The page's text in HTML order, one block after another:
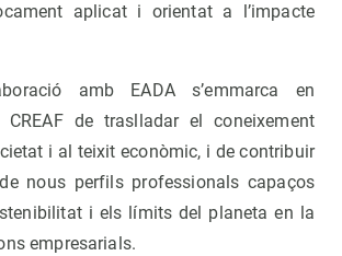
aplicat i orientat a l’impacte
amb EADA s’emmarca en
CREAF de traslladar el coneixement
i al teixit econòmic, i de contribuir
nous perfils professionals capaços
i els límits del planeta en la
empresarials.